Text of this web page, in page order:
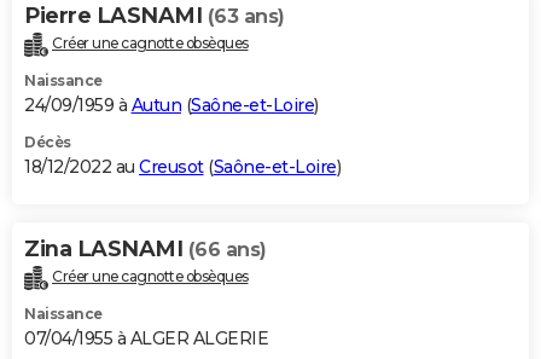
Carte de Noël
Carte Bonne année
Carte Saint-Valentin
Carte Pâques
Carte d'anniversaire
DICTIONNAIRE
Dictionnaire
Biographies
Citations
Expressions
Proverbes
PROGRAMME TV
S'inscrire
Se connecter
Lycées
Collèges
Primaires
Universités
Entreprises
Service militaire
Avis de recherche
AVIS DE DÉCÈS
Bricolage
Lifestyle
Culture
Sport
Auto
Television
Voyage
Cinema
Pierre LASNAMI (63 ans)
Créer une cagnotte obsèques
Naissance
24/09/1959 à Autun (Saône-et-Loire)
Décès
18/12/2022 au Creusot(Saône-et-Loire)
Zina LASNAMI (66 ans)
Créer une cagnotte obsèques
Naissance
07/04/1955 à ALGER ALGERIE